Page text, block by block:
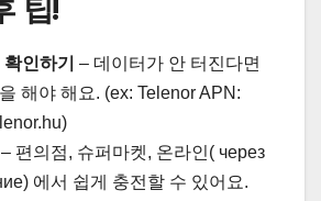
팁!
인하기 – 데이터가 안 터진다면
해야 해요. (ex: Telenor APN:
– 편의점, 슈퍼마켓, 온라인( через
에서 쉽게 충전할 수 있어요.